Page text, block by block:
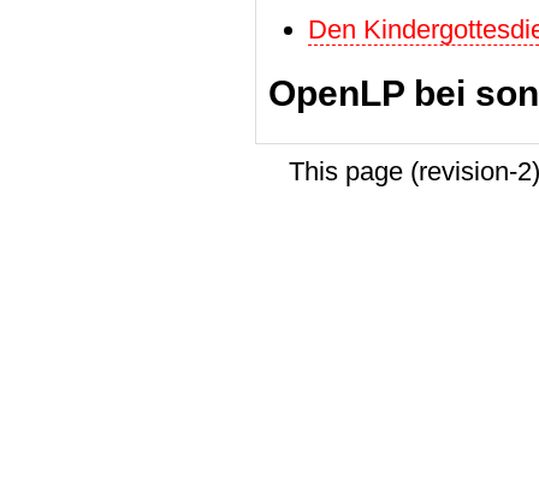
Den
OpenLP bei
This page (revision-